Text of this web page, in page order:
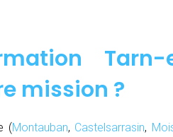
Tarn-
mission ?
(Montauban, Castelsarrasin,